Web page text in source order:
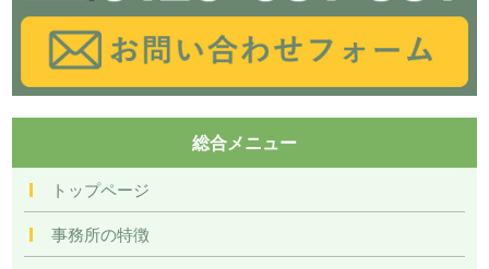
総合メニュー
トップページ
事務所の特徴